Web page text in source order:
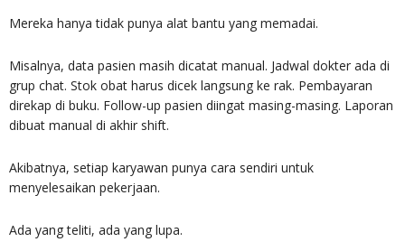
Mereka hanya tidak punya alat bantu yang memadai.
Misalnya, data pasien masih dicatat manual. Jadwal dokter ada di
grup chat. Stok obat harus dicek langsung ke rak. Pembayaran
direkap di buku. Follow-up pasien diingat masing-masing. Laporan
dibuat manual di akhir shift.
Akibatnya, setiap karyawan punya cara sendiri untuk
menyelesaikan pekerjaan.
Ada yang teliti, ada yang lupa.